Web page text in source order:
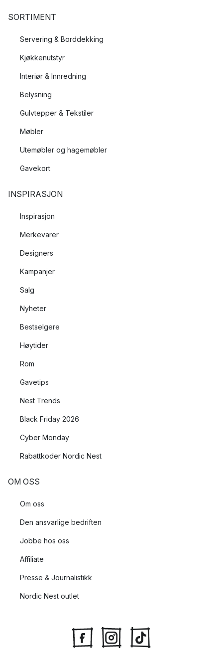
SORTIMENT
Servering & Borddekking
Kjøkkenutstyr
Interiør & Innredning
Belysning
Gulvtepper & Tekstiler
Møbler
Utemøbler og hagemøbler
Gavekort
INSPIRASJON
Inspirasjon
Merkevarer
Designers
Kampanjer
Salg
Nyheter
Bestselgere
Høytider
Rom
Gavetips
Nest Trends
Black Friday 2026
Cyber Monday
Rabattkoder Nordic Nest
OM OSS
Om oss
Den ansvarlige bedriften
Jobbe hos oss
Affiliate
Presse & Journalistikk
Nordic Nest outlet